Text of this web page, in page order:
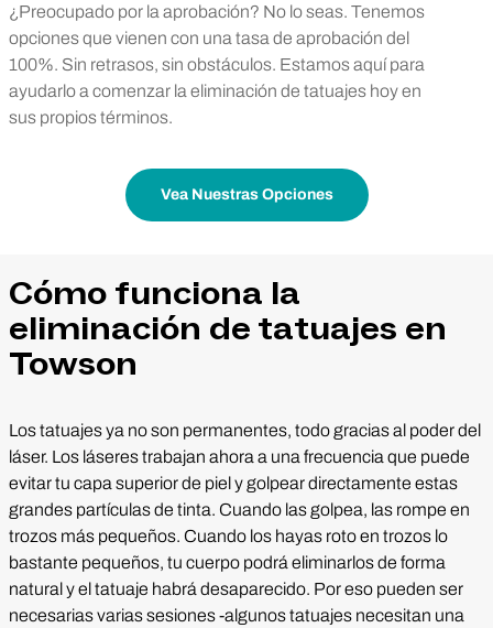
¿Preocupado por la aprobación? No lo seas. Tenemos
opciones que vienen con una tasa de aprobación del
100%. Sin retrasos, sin obstáculos. Estamos aquí para
ayudarlo a comenzar la eliminación de tatuajes hoy en
sus propios términos.
Vea Nuestras Opciones
Cómo funciona la
eliminación de tatuajes en
Towson
Los tatuajes ya no son permanentes, todo gracias al poder del
láser. Los láseres trabajan ahora a una frecuencia que puede
evitar tu capa superior de piel y golpear directamente estas
grandes partículas de tinta. Cuando las golpea, las rompe en
trozos más pequeños. Cuando los hayas roto en trozos lo
bastante pequeños, tu cuerpo podrá eliminarlos de forma
natural y el tatuaje habrá desaparecido. Por eso pueden ser
necesarias varias sesiones -algunos tatuajes necesitan una